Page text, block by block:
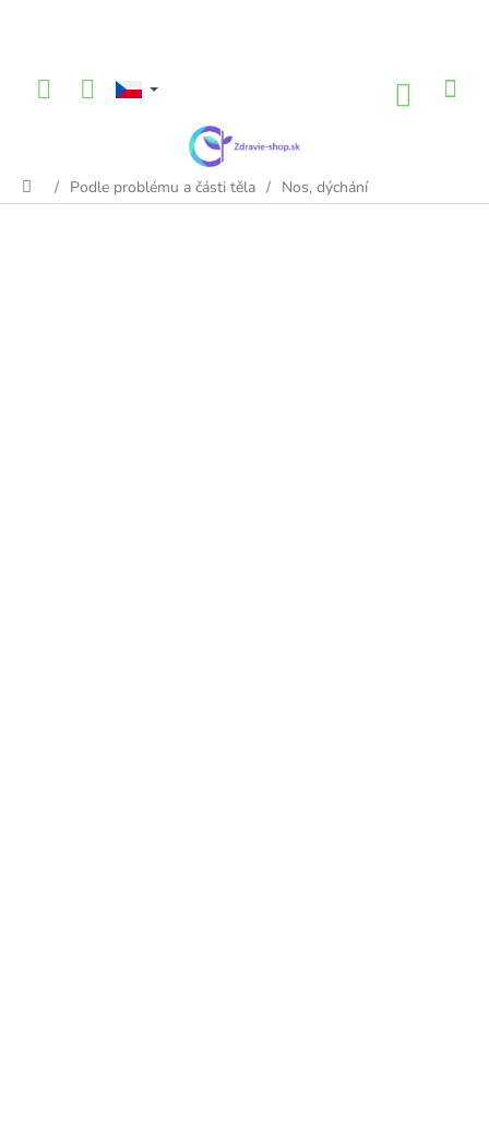
Domů
/ Podle problému a části těla / Nos, dýchání